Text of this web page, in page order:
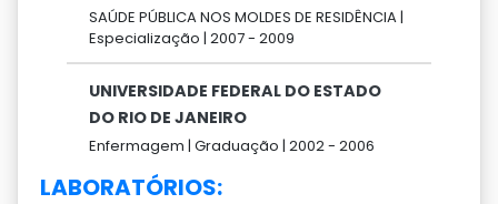
SAÚDE PÚBLICA NOS MOLDES DE RESIDÊNCIA |
Especialização | 2007 - 2009
UNIVERSIDADE FEDERAL DO ESTADO
DO RIO DE JANEIRO
Enfermagem | Graduação | 2002 - 2006
LABORATÓRIOS: